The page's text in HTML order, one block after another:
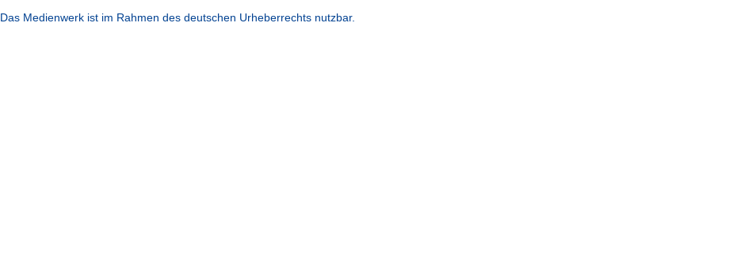
Das Medienwerk ist im Rahmen des deutschen Urheberrechts nutzbar.